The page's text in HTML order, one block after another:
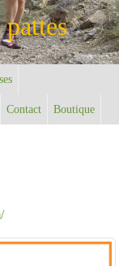
Contact Boutique